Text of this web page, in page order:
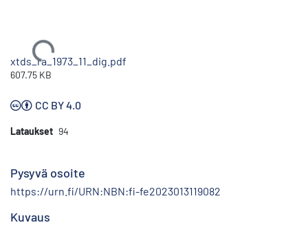
Ladataan...
xtds_ra_1973_11_dig.pdf
607.75 KB
CC BY 4.0
Lataukset 94
Pysyvä osoite
https://urn.fi/URN:NBN:fi-fe2023013119082
Kuvaus